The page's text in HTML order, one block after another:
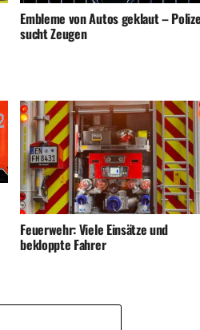
Embleme von Autos geklaut –
sucht Zeugen
Feuerwehr: Viele Einsätze und
bekloppte Fahrer